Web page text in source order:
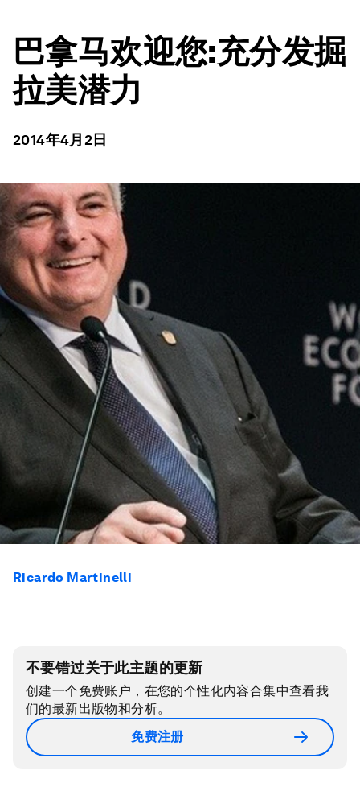
巴拿马欢迎您:充分发掘
拉美潜力
2014年4月2日
Ricardo Martinelli
不要错过关于此主题的更新
创建一个免费账户，在您的个性化内容合集中查看我
们的最新出版物和分析。
免费注册